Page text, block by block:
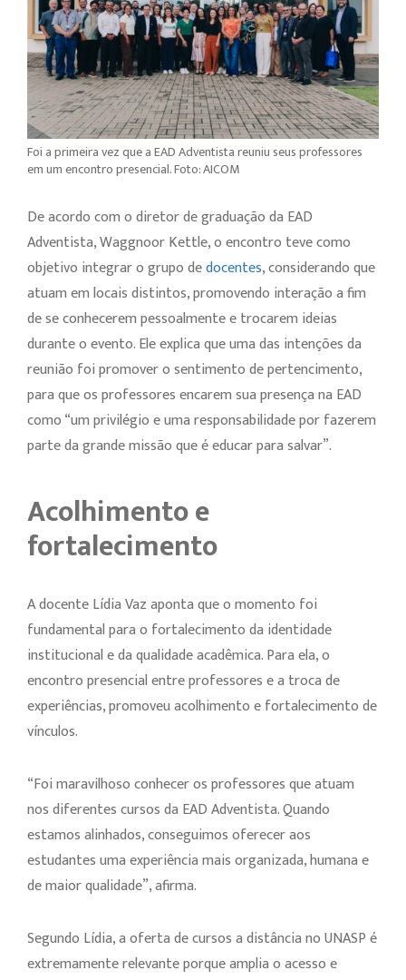
Foi a primeira vez que a EAD Adventista reuniu seus professores
em um encontro presencial. Foto: AICOM
De acordo com o diretor de graduação da EAD
Adventista, Waggnoor Kettle, o encontro teve como
objetivo integrar o grupo dedocentes, considerando que
atuam em locais distintos, promovendo interação a fim
de se conhecerem pessoalmente e trocarem ideias
durante o evento. Ele explica que uma das intenções da
reunião foi promover o sentimento de pertencimento,
para que os professores encarem sua presença na EAD
como “um privilégio e uma responsabilidade por fazerem
parte da grande missão que é educar para salvar”.
Acolhimento e
fortalecimento
A docente Lídia Vaz aponta que o momento foi
fundamental para o fortalecimento da identidade
institucional e da qualidade acadêmica. Para ela, o
encontro presencial entre professores e a troca de
experiências, promoveu acolhimento e fortalecimento de
vínculos.
“Foi maravilhoso conhecer os professores que atuam
nos diferentes cursos da EAD Adventista. Quando
estamos alinhados, conseguimos oferecer aos
estudantes uma experiência mais organizada, humana e
de maior qualidade”, afirma.
Segundo Lídia, a oferta de cursos a distância no UNASP é
extremamente relevante porque amplia o acesso e